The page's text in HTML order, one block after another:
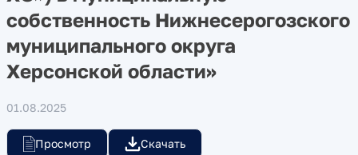
собственность Нижнесерогозского
муниципального округа
Херсонской области»
01.08.2025
Просмотр Скачать